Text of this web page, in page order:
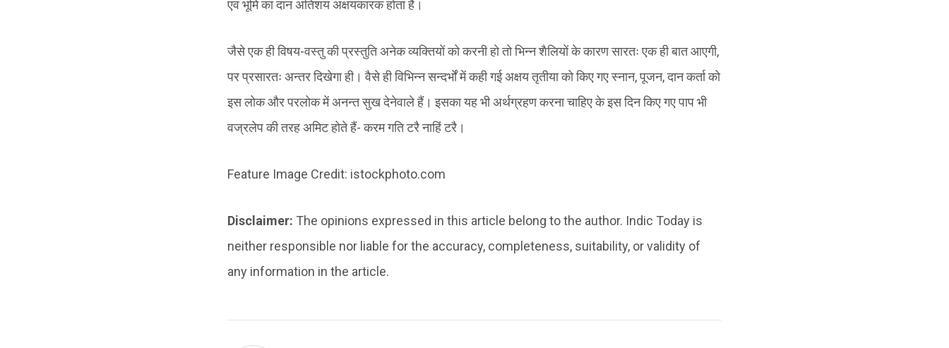
एवं भूमि का दान अतिशय अक्षयकारक होता है।
जैसे एक ही विषय-वस्तु की प्रस्तुति अनेक व्यक्तियों को करनी हो तो भिन्न शैलियों के कारण सारतः एक ही बात आएगी,
पर प्रसारतः अन्तर दिखेगा ही। वैसे ही विभिन्न सन्दर्भों में कही गई अक्षय तृतीया को किए गए स्नान, पूजन, दान कर्ता को
इस लोक और परलोक में अनन्त सुख देनेवाले हैं। इसका यह भी अर्थग्रहण करना चाहिए के इस दिन किए गए पाप भी
वज्रलेप की तरह अमिट होते हैं- करम गति टरै नाहिं टरै।
Feature Image Credit: istockphoto.com
Disclaimer: The opinions expressed in this article belong to the author. Indic Today is
neither responsible nor liable for the accuracy, completeness, suitability, or validity of
any information in the article.